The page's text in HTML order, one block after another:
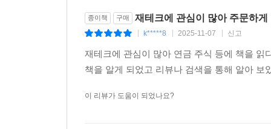
종이책 구매 재테크에 관심이 많아 주문하게
k*****8 2025-11-07 신고
재테크에 관심이 많아 연금 주식 등에 책을 읽
책을 알게 되었고 리뷰나 검색을 통해 알아
이 리뷰가 도움이 되었나요?